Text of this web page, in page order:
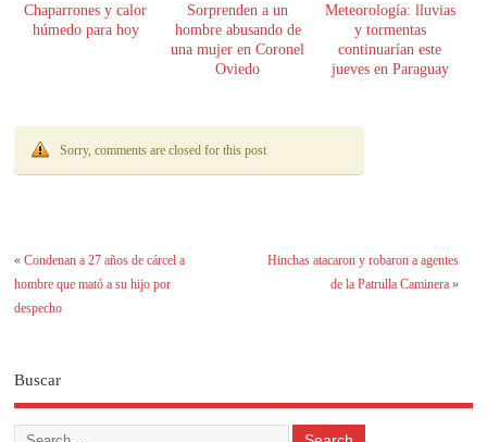
Chaparrones y calor
húmedo para hoy
Sorprenden a un
hombre abusando de
una mujer en Coronel
Oviedo
Meteorología: lluvias
y tormentas
continuarían este
jueves en Paraguay
Sorry, comments are closed for this post
«Condenan a 27 años de cárcel a
hombre que mató a su hijo por
despecho
Hinchas atacaron y robaron a agentes
de la Patrulla Caminera»
Buscar